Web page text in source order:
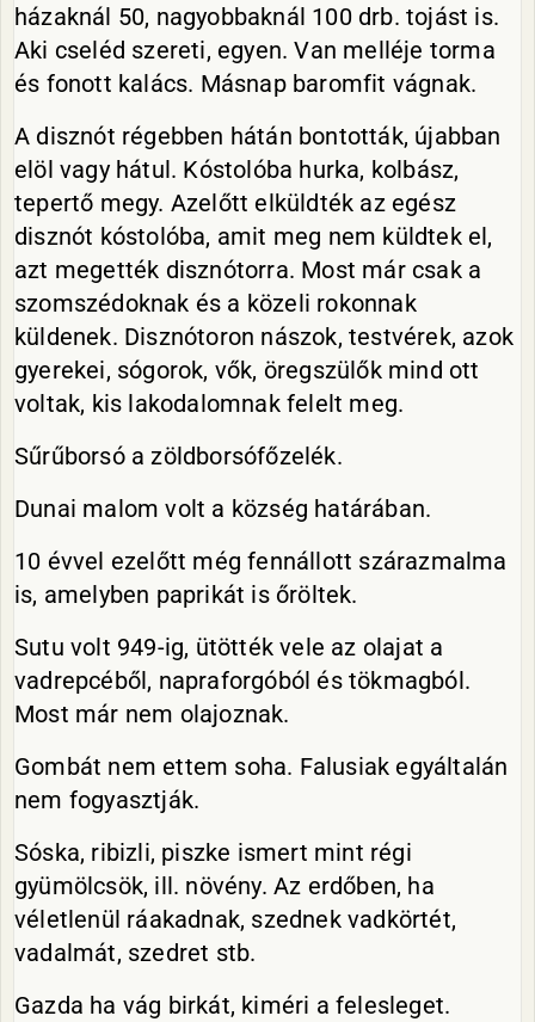
házaknál 50, nagyobbaknál 100 drb. tojást is.
Aki cseléd szereti, egyen. Van melléje torma
és fonott kalács. Másnap baromfit vágnak.
A disznót régebben hátán bontották, újabban
elöl vagy hátul. Kóstolóba hurka, kolbász,
tepertő megy. Azelőtt elküldték az egész
disznót kóstolóba, amit meg nem küldtek el,
azt megették disznótorra. Most már csak a
szomszédoknak és a közeli rokonnak
küldenek. Disznótoron nászok, testvérek, azok
gyerekei, sógorok, vők, öregszülők mind ott
voltak, kis lakodalomnak felelt meg.
Sűrűborsó a zöldborsófőzelék.
Dunai malom volt a község határában.
10 évvel ezelőtt még fennállott szárazmalma
is, amelyben paprikát is őröltek.
Sutu volt 949-ig, ütötték vele az olajat a
vadrepcéből, napraforgóból és tökmagból.
Most már nem olajoznak.
Gombát nem ettem soha. Falusiak egyáltalán
nem fogyasztják.
Sóska, ribizli, piszke ismert mint régi
gyümölcsök, ill. növény. Az erdőben, ha
véletlenül ráakadnak, szednek vadkörtét,
vadalmát, szedret stb.
Gazda ha vág birkát, kiméri a felesleget.